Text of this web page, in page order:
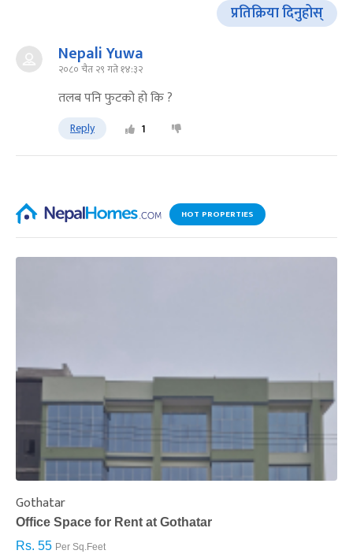
प्रतिक्रिया दिनुहोस्
Nepali Yuwa
२०८० चैत २९ गते १४:३२
तलब पनि फुटको हो कि ?
Reply 1
HOT PROPERTIES
Gothatar
Office Space for Rent at Gothatar
Rs. 55 Per Sq.Feet